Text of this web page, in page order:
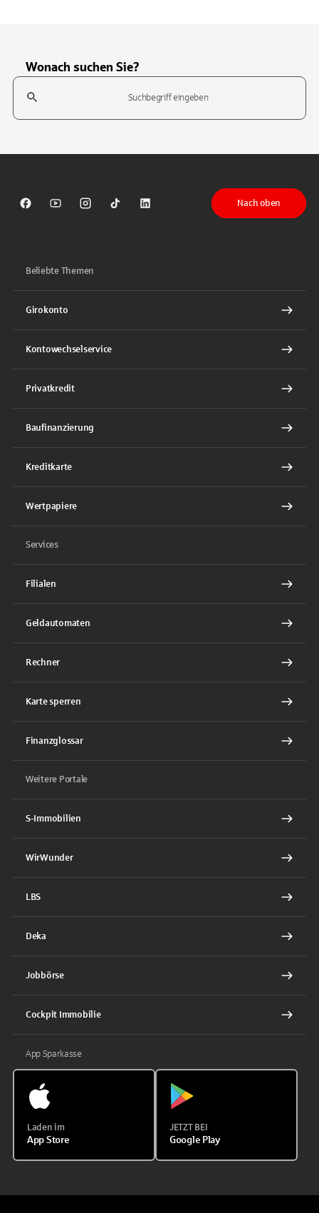
Wonach suchen Sie?
Suchfeld
Sparkasse auf Facebook
Sparkasse auf Youtube
Sparkasse auf Instagram
Sparkasse auf TikTok
Sparkasse auf LinkedIn
Nach oben
Beliebte Themen
Girokonto
Kontowechselservice
Privatkredit
Baufinanzierung
Kreditkarte
Wertpapiere
Services
Filialen
Geldautomaten
Rechner
Karte sperren
Finanzglossar
Weitere Portale
S-Immobilien
WirWunder
LBS
Deka
Jobbörse
Cockpit Immobilie
App Sparkasse
Laden im
App Store
JETZT BEI
Google Play